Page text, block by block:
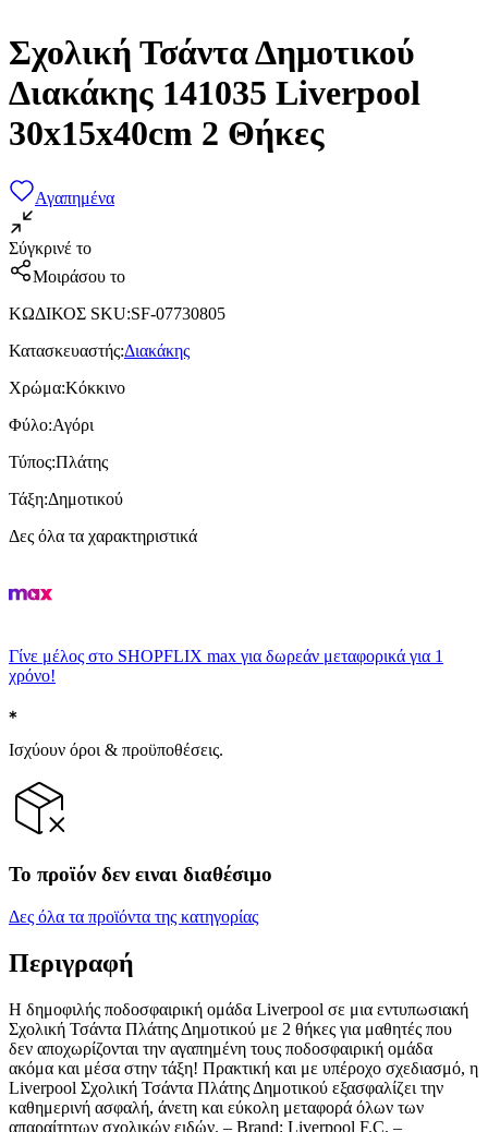
Σχολική Τσάντα Δημοτικού
Διακάκης 141035 Liverpool
30x15x40cm 2 Θήκες
Αγαπημένα
Σύγκρινέ το
Μοιράσου το
ΚΩΔΙΚΟΣ SKU:SF-07730805
Κατασκευαστής:Διακάκης
Χρώμα:Κόκκινο
Φύλο:Αγόρι
Τύπος:Πλάτης
Τάξη:Δημοτικού
Δες όλα τα χαρακτηριστικά
Γίνε μέλος στο SHOPFLIX max για δωρεάν μεταφορικά για 1
χρόνο!
Ισχύουν όροι & προϋποθέσεις.
Το προϊόν δεν ειναι διαθέσιμο
Δες όλα τα προϊόντα της κατηγορίας
Περιγραφή
Η δημοφιλής ποδοσφαιρική ομάδα Liverpool σε μια εντυπωσιακή
Σχολική Τσάντα Πλάτης Δημοτικού με 2 θήκες για μαθητές που
δεν αποχωρίζονται την αγαπημένη τους ποδοσφαιρική ομάδα
ακόμα και μέσα στην τάξη! Πρακτική και με υπέροχο σχεδιασμό, η
Liverpool Σχολική Τσάντα Πλάτης Δημοτικού εξασφαλίζει την
καθημερινή ασφαλή, άνετη και εύκολη μεταφορά όλων των
απαραίτητων σχολικών ειδών. – Brand: Liverpool F.C. –